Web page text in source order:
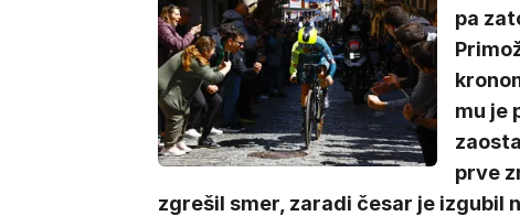
pa
mu je
prve
zgrešil smer, zaradi česar je izgubil